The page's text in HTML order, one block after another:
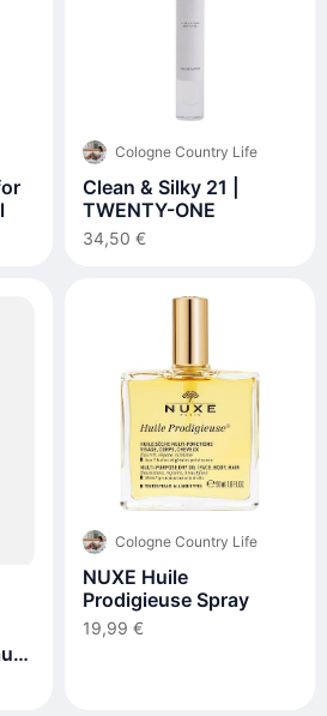
Cologne Country Life
Clean & Silky 21 |
TWENTY-ONE
34,50 €
Cologne Country Life
NUXE Huile
Prodigieuse Spray
19,99 €